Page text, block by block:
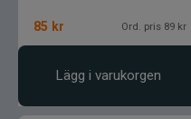
85 kr Ord. pris 89 kr
Lägg i varukorgen